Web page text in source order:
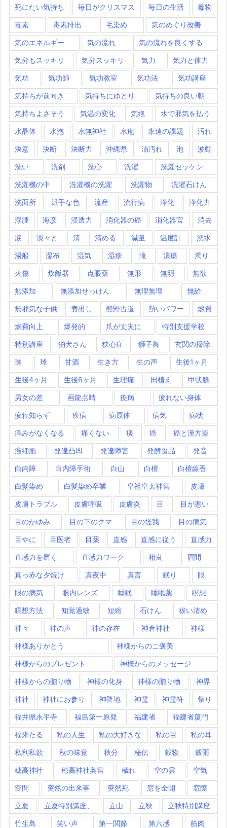
死にたい気持ち 毎日がクリスマス 毎日の生活 毒物
毒素 毒素排出 毛染め 気のめぐり改善
気のエネルギー 気の流れ 気の流れを良くする
気分もスッキリ 気分スッキリ 気力 気力と体力
気功 気功師 気功教室 気功法 気功講座
気持ちが前向き 気持ちにゆとり 気持ちの良い朝
気持ちよさそう 気温の変化 気絶 水で邪気を払う
水晶体 水泡 水無神社 水疱 永遠の課題 汚れ
決意 決断 決断力 沖縄県 油汚れ 泡 波動
洗い 洗剤 洗心 洗濯 洗濯セッケン
洗濯機の中 洗濯機の洗濯 洗濯物 洗濯石けん
洗面所 派手な色 流産 流行病 浄化 浄化力
浮腫 海彦 浸透力 消化器の癌 消化器官 消去
涙 淡々と 清 清める 減量 温度計 湧水
湯船 湿布 湿気 湿疹 滝 潰瘍 濁り
火傷 炊飯器 点眼薬 無形 無明 無欲
無添加 無添加せっけん 無理無理 無給
無邪気な子供 煮出し 熊野古道 熱いパワー 燃費
燃費向上 爆発的 爪が丈夫に 特別支援学校
特別講座 狛犬さん 狭心症 獅子舞 玄関の掃除
珠 球 甘酒 生き方 生の声 生後1ヶ月
生後4ヶ月 生後6ヶ月 生理痛 田植え 甲状腺
男女の差 画龍点睛 疫病 疲れない身体
疲れ知らず 疾病 病原体 病気 病状
痒みがなくなる 痛くない 痰 癌 癌と漢方薬
癌細胞 発達凸凹 発達障害 発酵食品 発音
白内障 白内障手術 白山 白檀 白檀線香
白髪染め 白髪染め卒業 皇祖皇太神宮 皮膚
皮膚トラブル 皮膚呼吸 皮膚炎 目 目が悪い
目のかゆみ 目の下のクマ 目の怪我 目の病気
目やに 目医者 目薬 直感 直感に従う 直感力
直感力を磨く 直感力ワーク 相良 眉間
真っ赤な夕焼け 真夜中 真言 眠り 眼
眼の病気 眼内レンズ 睡眠 睡眠薬 瞑想
瞑想方法 知覚過敏 短縮 石けん 祓い清め
神々 神の声 神の存在 神倉神社 神様
神様ありがとう 神様からのご褒美
神様からのプレゼント 神様からのメッセージ
神様からの贈り物 神様の化身 神様の贈り物 神界
神社 神社にお参り 神降地 神霊 神霊符 祭り
福井県永平寺 福島第一原発 福建省 福建省厦門
福来たる 私の人生 私の大好きな 私の目 私の耳
私利私欲 秋の味覚 秋分 秘伝 穀物 穀雨
穂高神社 穂高神社奥宮 穢れ 空の雲 空気
空間 突然の出来事 突然死 窓を全開 窓際
立夏 立夏特別講座、 立山 立秋 立秋特別講座
竹生島 笑い声 第一関節 第六感 筋肉